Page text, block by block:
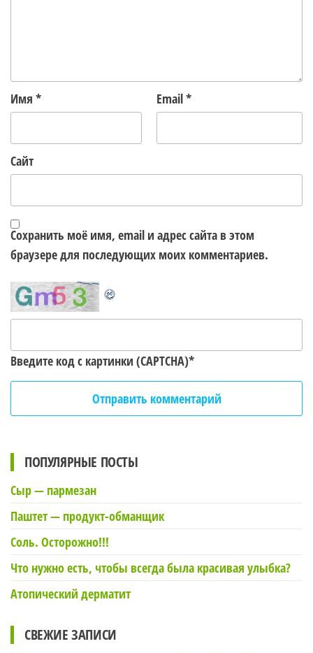
Имя * Email*
Сайт
Сохранить моё имя, email и адрес сайта в этом
браузере для последующих моих комментариев.
Введите код с картинки (CAPTCHA)*
ПОПУЛЯРНЫЕ ПОСТЫ
Сыр — пармезан
Паштет — продукт-обманщик
Соль. Осторожно!!!
Что нужно есть, чтобы всегда была красивая улыбка?
Атопический дерматит
СВЕЖИЕ ЗАПИСИ